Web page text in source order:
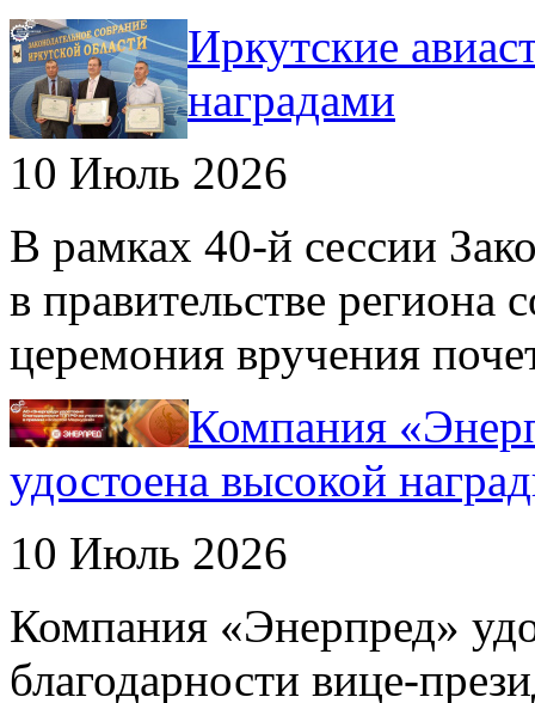
Иркутские
наградами
10 Июль 2026
В рамках 40-й сессии
в правительстве региона
церемония вручения
Компания
удостоена высокой
10 Июль 2026
Компания «Энерпред»
благодарности вице-